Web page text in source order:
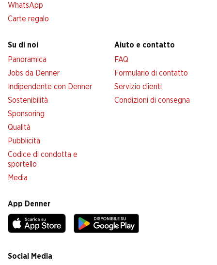
WhatsApp
Carte regalo
Su di noi
Panoramica
Jobs da Denner
Indipendente con Denner
Sostenibilità
Sponsoring
Qualità
Pubblicità
Codice di condotta e
sportello
Media
Aiuto e contatto
FAQ
Formulario di contatto
Servizio clienti
Condizioni di consegna
App Denner
Social Media